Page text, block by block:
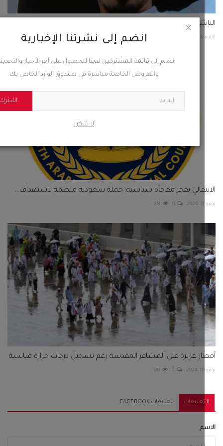
انضم إلى نشرتنا الإخبارية
انضم إلى قائمة المشتركين لدينا للحصول على آخر الأخبار والتحديثات
والعروض الخاصة مباشرة في صندوق الوارد الخاص بك
ًلا شكرا
باجميل ينعي شهداء غزة مهاجماً حكام العرب
يفجر مفاجأة سياسية: حملة سعودية منظمة لاستهداف...
0
28
غزيرة على المشاعر المقدسة رغم تسجيل درجات حرارة قياسية
0
80
تعليقات FACEBOOK